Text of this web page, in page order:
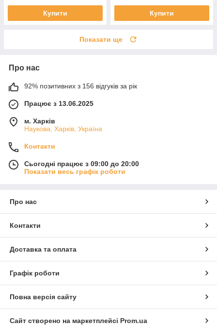
Купити Купити
Показати ще
Про нас
92% позитивних з 156 відгуків за рік
Працює з 13.06.2025
м. Харків
Наукова, Харків, Україна
Контакти
Сьогодні працює з 09:00 до 20:00
Показати весь графік роботи
Про нас
Контакти
Доставка та оплата
Графік роботи
Повна версія сайту
Сайт створено на маркетплейсі Prom.ua